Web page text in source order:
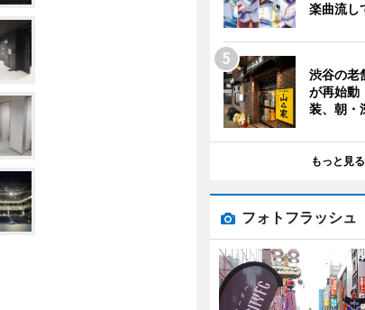
楽曲流し
渋谷の老
が再始
装、朝・
もっと見る
フォトフラッシュ